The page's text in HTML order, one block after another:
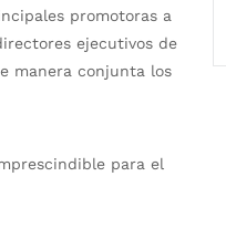
promotoras a
ejecutivos de
manera conjunta los
para el